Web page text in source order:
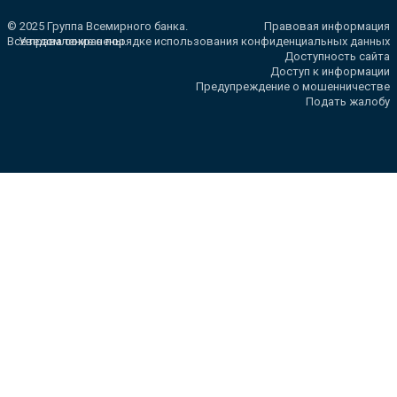
© 2025 Группа Всемирного банка.
Все права сохранены.
Правовая информация
Уведомление о порядке использования конфиденциальных данных
Доступность сайта
Доступ к информации
Предупреждение о мошенничестве
Подать жалобу